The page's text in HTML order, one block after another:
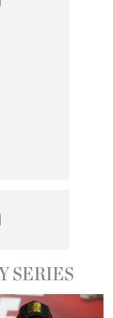
SERIES